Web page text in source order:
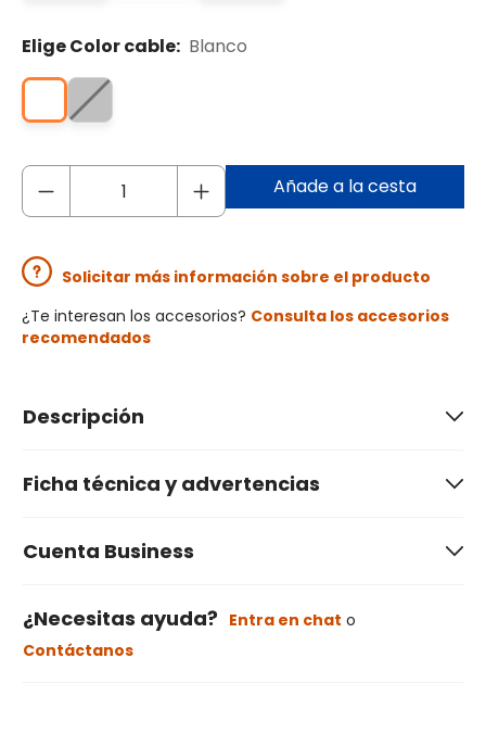
Elige Color cable: Blanco
Añade a la cesta
Solicitar más información sobre el producto
¿Te interesan los accesorios? Consulta los accesorios
recomendados
Descripción
Ficha técnica y advertencias
Cuenta Business
¿Necesitas ayuda? Entra en chat o
Contáctanos